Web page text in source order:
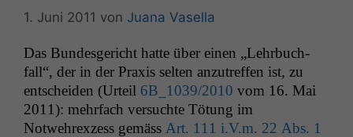
1. Juni 2011 von Juana Vasella
Das Bun­des­gericht hat­te über einen „Lehrbuch­
fall“, der in der Prax­is sel­ten anzutr­e­f­fen ist, zu
entschei­den (Urteil 6B_1039/2010 vom 16. Mai
2011): mehrfach ver­suchte Tötung im
Notwehrexzess gemäss Art. 111 i.V.m. 22 Abs. 1